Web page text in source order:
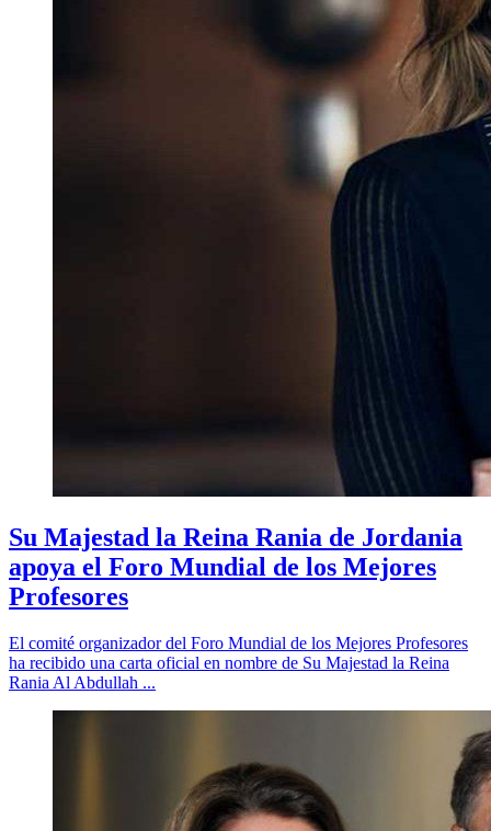
Su Majestad la Reina Rania de Jordania
apoya el Foro Mundial de los Mejores
Profesores
El comité organizador del Foro Mundial de los Mejores Profesores
ha recibido una carta oficial en nombre de Su Majestad la Reina
Rania Al Abdullah ...